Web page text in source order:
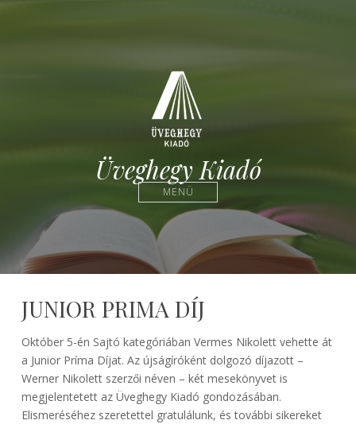
Üveghegy Kiadó
MENÜ
JUNIOR PRIMA DÍJ
Október 5-én Sajtó kategóriában Vermes Nikolett vehette át
a Junior Príma Díjat. Az újságíróként dolgozó díjazott –
Werner Nikolett szerzői néven – két mesekönyvet is
megjelentetett az Üveghegy Kiadó gondozásában.
Elismeréséhez szeretettel gratulálunk, és további sikereket